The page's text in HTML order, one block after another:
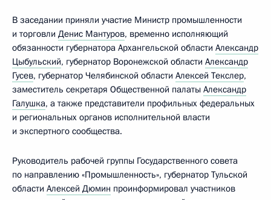
В заседании приняли участие Министр промышленности
и торговли Денис Мантуров, временно исполняющий
обязанности губернатора Архангельской области Александр
Цыбульский, губернатор Воронежской области Александр
Гусев, губернатор Челябинской области Алексей Текслер,
заместитель секретаря Общественной палаты Александр
Галушка, а также представители профильных федеральных
и региональных органов исполнительной власти
и экспертного сообщества.
Руководитель рабочей группы Государственного совета
по направлению «Промышленность», губернатор Тульской
области Алексей Дюмин проинформировал участников